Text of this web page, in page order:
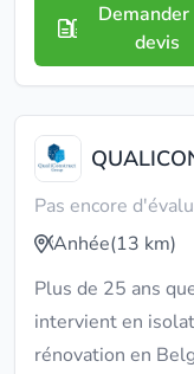
Demander
devis
Pas encore
Anhée(13 km)
Plus de 25 ans
intervient en
rénovation en